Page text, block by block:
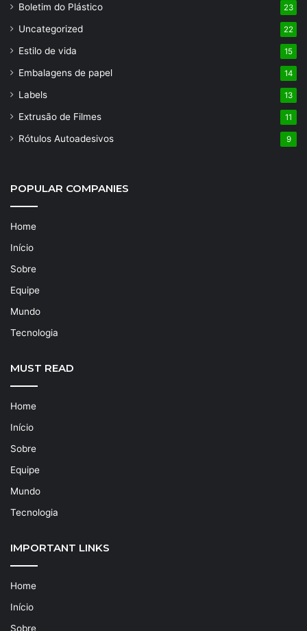
Boletim do Plástico 23
Uncategorized 22
Estilo de vida 15
Embalagens de papel 14
Labels 13
Extrusão de Filmes 11
Rótulos Autoadesivos 9
POPULAR COMPANIES
Home
Início
Sobre
Equipe
Mundo
Tecnologia
MUST READ
Home
Início
Sobre
Equipe
Mundo
Tecnologia
IMPORTANT LINKS
Home
Início
Sobre